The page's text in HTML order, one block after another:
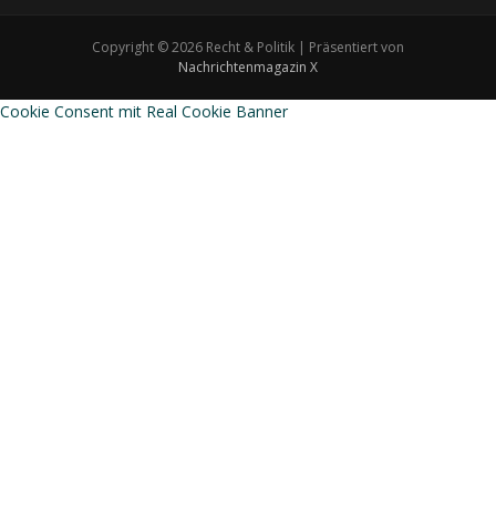
Copyright © 2026 Recht & Politik | Präsentiert von
Nachrichtenmagazin X
Cookie Consent mit Real Cookie Banner